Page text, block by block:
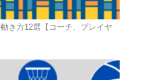
き方12選【コーチ、プレイヤ